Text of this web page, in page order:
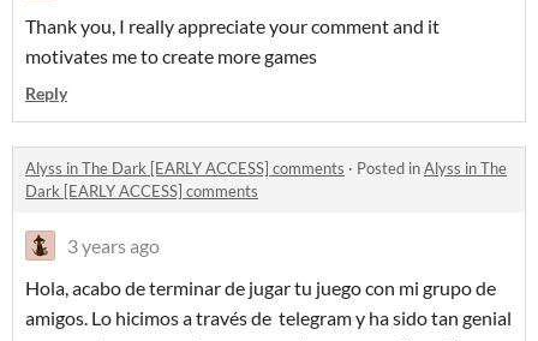
Thank you, I really appreciate your comment and it
motivates me to create more games
Reply
Alyss in The Dark [EARLY ACCESS] comments · Posted inAlyss in The
Dark [EARLY ACCESS] comments
3 years ago
Hola, acabo de terminar de jugar tu juego con mi grupo de
amigos. Lo hicimos a través de telegram y ha sido tan genial